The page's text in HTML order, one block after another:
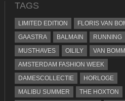
TAGS
LIMITED EDITION
FLORIS VAN
GAASTRA
BALMAIN
RUNNING
MUSTHAVES
OILILY
VAN
AMSTERDAM FASHION WEEK
DAMESCOLLECTIE
HORLOGE
MALIBU SUMMER
THE HOXTON